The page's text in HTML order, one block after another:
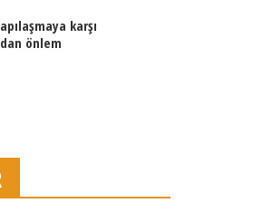
karşı
önlem